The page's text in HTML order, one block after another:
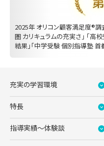
2025年 オリコン顧客満足度®
圏 カリキュラムの充実さ」 「高
結果」「中学受験 個別指導塾 首
充実の学習環境
特長
指導実績〜体験談